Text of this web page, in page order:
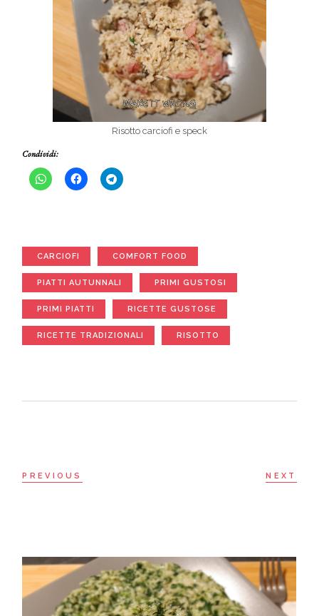
Risotto carciofi e speck
Condividi:
CARCIOFI COMFORT FOOD
PIATTI AUTUNNALI PRIMI GUSTOSI
PRIMI PIATTI RICETTE GUSTOSE
RICETTE TRADIZIONALI RISOTTO
PREVIOUS NEXT